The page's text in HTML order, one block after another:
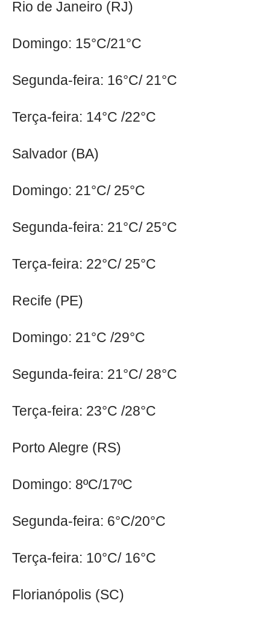
Rio de Janeiro (RJ)
Domingo: 15°C/21°C
Segunda-feira: 16°C/ 21°C
Terça-feira: 14°C /22°C
Salvador (BA)
Domingo: 21°C/ 25°C
Segunda-feira: 21°C/ 25°C
Terça-feira: 22°C/ 25°C
Recife (PE)
Domingo: 21°C /29°C
Segunda-feira: 21°C/ 28°C
Terça-feira: 23°C /28°C
Porto Alegre (RS)
Domingo: 8ºC/17ºC
Segunda-feira: 6°C/20°C
Terça-feira: 10°C/ 16°C
Florianópolis (SC)